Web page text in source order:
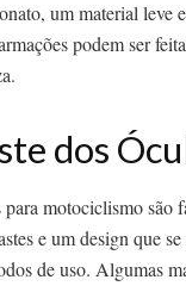
um material leve
podem ser
dos
motociclismo são
e um design que
de uso. Algumas